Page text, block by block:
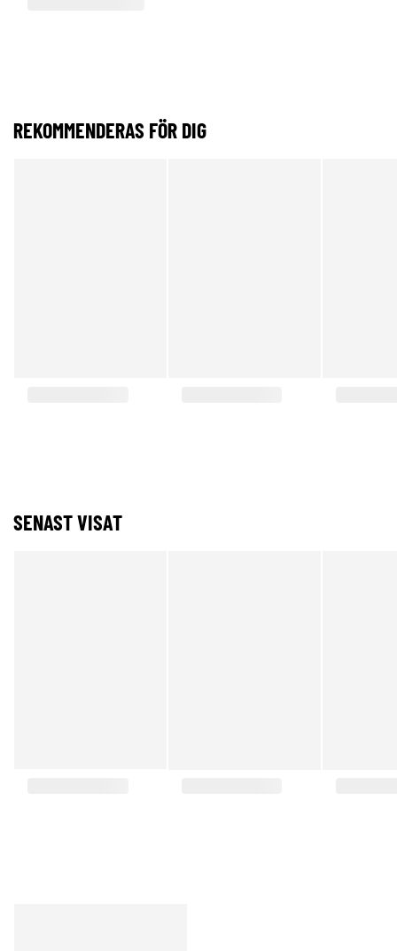
REKOMMENDERAS FÖR DIG
SENAST VISAT